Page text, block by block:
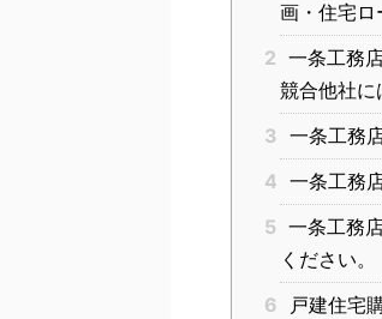
画・住宅ロ
2 一条工務
競合他社に
3 一条工務
4 一条工務
5 一条工務
ください。
6
戸建住宅